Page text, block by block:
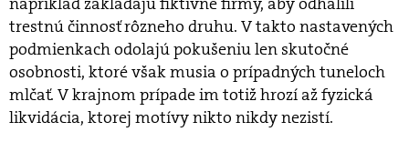
trestnú činnosť rôzneho druhu. V takto nastavených
podmienkach odolajú pokušeniu len skutočné
osobnosti, ktoré však musia o prípadných tuneloch
mlčať. V krajnom prípade im totiž hrozí až fyzická
likvidácia, ktorej motívy nikto nikdy nezistí.